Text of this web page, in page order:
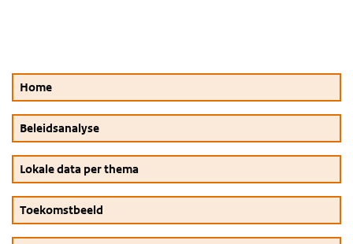
Home
Beleidsanalyse
Lokale data per thema
Toekomstbeeld